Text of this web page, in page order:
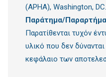
(APHA), Washington, DC.
Παράτημα/
Παρατίθενται τυχόν
υλικό που δεν
κεφάλαιο των